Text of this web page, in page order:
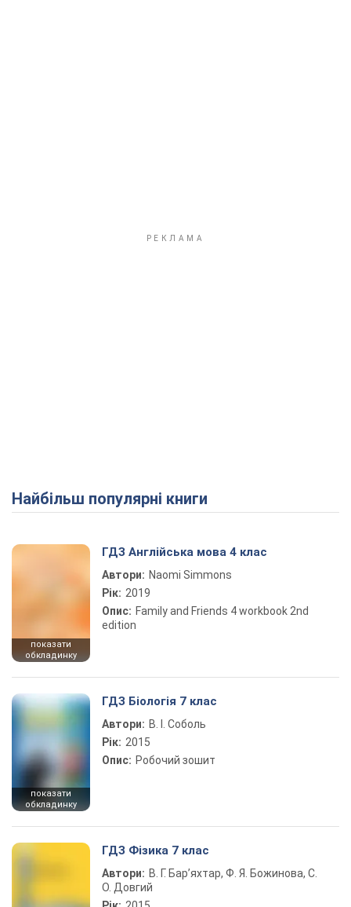
Найбільш популярні книги
показати
обкладинку
ГДЗ Англійська мова 4 клас
Автори: Naomi Simmons
Рік: 2019
Опис: Family and Friends 4 workbook 2nd
edition
показати
обкладинку
ГДЗ Біологія 7 клас
Автори: В. І. Соболь
Рік: 2015
Опис: Робочий зошит
ГДЗ Фізика 7 клас
Автори: В. Г. Бар’яхтар, Ф. Я. Божинова, С.
О. Довгий